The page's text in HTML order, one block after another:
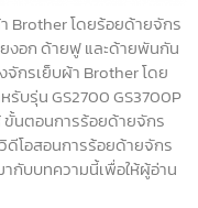
Brother โดยร้อยด้ายจักร
งอก ด้ายฟู และด้ายพันกัน
กรเย็บผ้า Brother โดย
รับรุ่น GS2700 GS3700P
ขั้นตอนการร้อยด้ายจักร
ดีโอสอนการร้อยด้ายจักร
กับบทความนี้เพื่อให้ผู้อ่าน